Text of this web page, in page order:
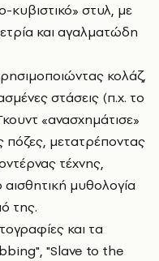
κυβιστικό» στυλ, με
και αγαλματώδη
κολάζ,
στάσεις (π.χ. το
«ανασχημάτισε»
μετατρέποντας
τέχνης,
μυθολογία
της.
και τα
"Slave to the